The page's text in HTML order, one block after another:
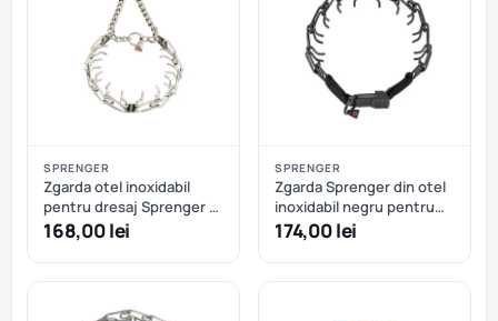
SPRENGER
Zgarda otel inoxidabil
pentru dresaj Sprenger -
58 cm - 3.2 mm
168,00 lei
SPRENGER
Zgarda Sprenger din otel
inoxidabil negru pentru
dresaj cu catarama rapida
- 52cm
174,00 lei